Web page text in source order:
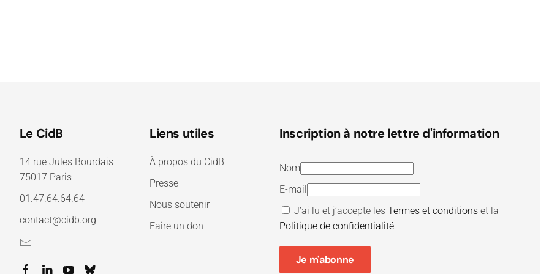
Le CidB
14 rue Jules Bourdais
75017 Paris
01.47.64.64.64
contact@cidb.org
Liens utiles
À propos du CidB
Presse
Nous soutenir
Faire un don
Inscription à notre lettre d'information
Nom
E-mail
J’ai lu et j’accepte lesTermes et conditions et la
Politique de confidentialité
Je m'abonne